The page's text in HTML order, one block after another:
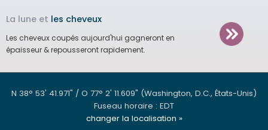
La lune et les cheveux
Les cheveux coupés aujourd'hui gagneront en
épaisseur & repousseront rapidement.
N 38° 53' 41.971" / O 77° 2' 11.609" (Washington, D.C., États-Unis)
Fuseau horaire : EDT
changer la localisation »